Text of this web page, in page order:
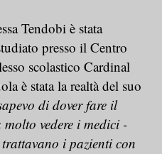
Tendobi è stata
presso il Centro
scolastico Cardinal
è stata la realtà del suo
di dover fare il
vedere i medici -
i pazienti con